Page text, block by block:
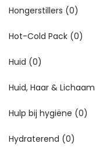
Hongerstillers (0)
Hot-Cold Pack (0)
Huid (0)
Huid, Haar & Lichaam
Hulp bij hygiëne (0)
Hydraterend (0)